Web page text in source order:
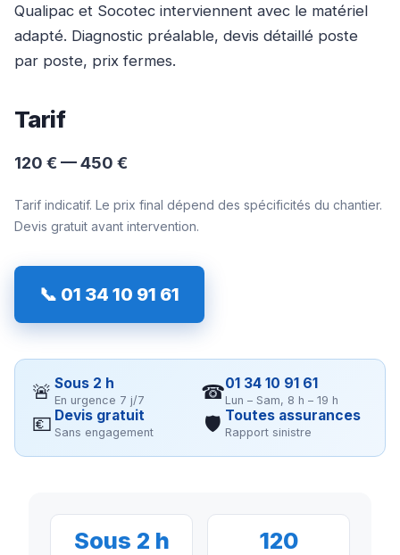
Qualipac et Socotec interviennent avec le matériel
adapté. Diagnostic préalable, devis détaillé poste
par poste, prix fermes.
Tarif
120 € — 450 €
Tarif indicatif. Le prix final dépend des spécificités du chantier.
Devis gratuit avant intervention.
📞 01 34 10 91 61
🚨 Sous 2 h
En urgence 7 j/7 ☎01 34 10 91 61
Lun – Sam, 8 h – 19 h
💶 Devis gratuit
Sans engagement 🛡 Toutes assurances
Rapport sinistre
Sous 2 h 120